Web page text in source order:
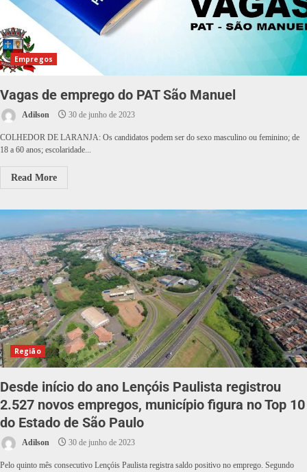
Empregos
Vagas de emprego do PAT São Manuel
Adilson 30 de junho de 2023
COLHEDOR DE LARANJA: Os candidatos podem ser do sexo masculino ou feminino; de
18 a 60 anos; escolaridade...
Read More
Região
Desde início do ano Lençóis Paulista registrou
2.527 novos empregos, município figura no Top 10
do Estado de São Paulo
Adilson 30 de junho de 2023
Pelo quinto mês consecutivo Lençóis Paulista registra saldo positivo no emprego. Segundo